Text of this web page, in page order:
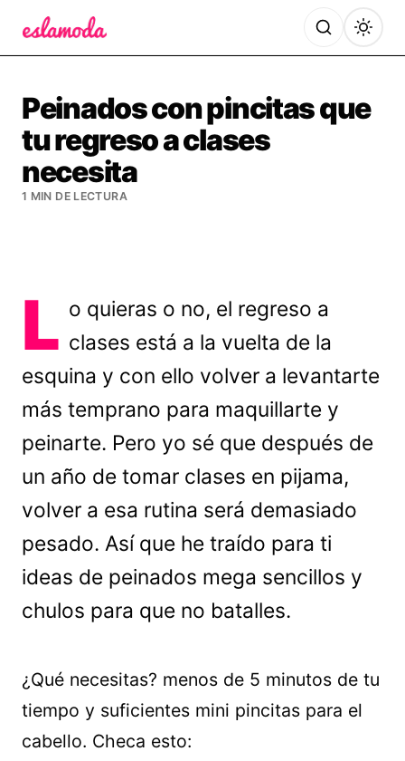
Peinados con pincitas que
tu regreso a clases
necesita
1 MIN DE LECTURA
L o quieras o no, el regreso a
clases está a la vuelta de la
esquina y con ello volver a levantarte
más temprano para maquillarte y
peinarte. Pero yo sé que después de
un año de tomar clases en pijama,
volver a esa rutina será demasiado
pesado. Así que he traído para ti
ideas de peinados mega sencillos y
chulos para que no batalles.
¿Qué necesitas? menos de 5 minutos de tu
tiempo y suficientes mini pincitas para el
cabello. Checa esto: